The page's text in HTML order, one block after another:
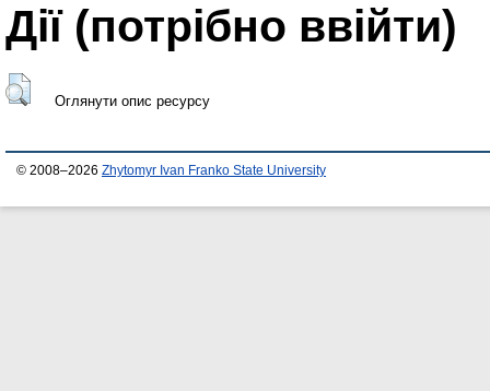
Дії ​​(потрібно ввійти)
Оглянути опис ресурсу
© 2008–2026 Zhytomyr Ivan Franko State University